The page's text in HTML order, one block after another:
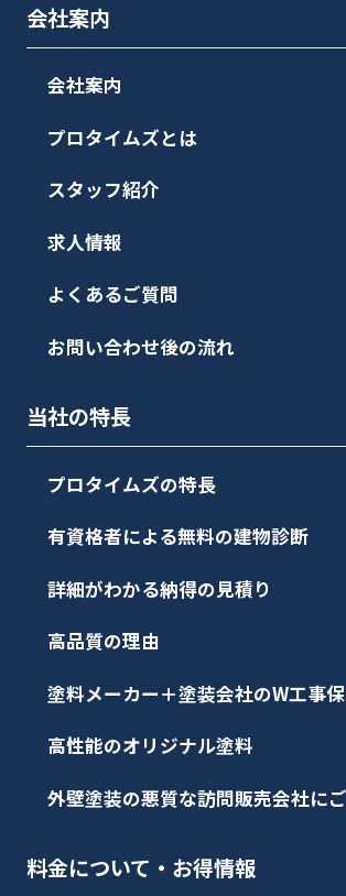
会社案内
会社案内
プロタイムズとは
スタッフ紹介
求人情報
よくあるご質問
お問い合わせ後の流れ
当社の特長
プロタイムズの特長
有資格者による無料の建物診断
詳細がわかる納得の見積り
高品質の理由
塗料メーカー＋塗装会社のW工事
高性能のオリジナル塗料
外壁塗装の悪質な訪問販売会社に
料金について・お得情報